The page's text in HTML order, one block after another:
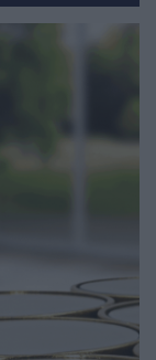
Καλαμάτας:
θα φτάσουμε